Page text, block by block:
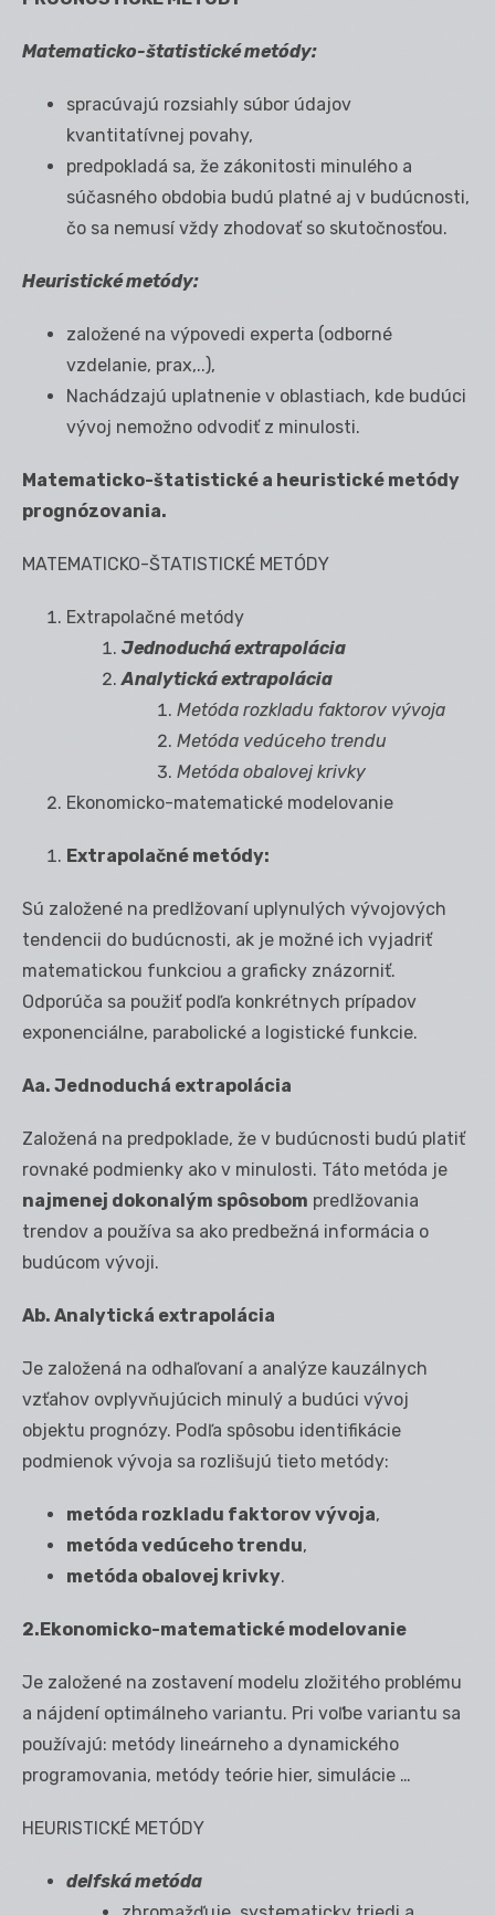
Matematicko-štatistické metódy:
spracúvajú rozsiahly súbor údajov
kvantitatívnej povahy,
predpokladá sa, že zákonitosti minulého a
súčasného obdobia budú platné aj v budúcnosti,
čo sa nemusí vždy zhodovať so skutočnosťou.
Heuristické metódy:
založené na výpovedi experta (odborné
vzdelanie, prax,..),
Nachádzajú uplatnenie v oblastiach, kde budúci
vývoj nemožno odvodiť z minulosti.
Matematicko-štatistické a heuristické metódy
prognózovania.
MATEMATICKO-ŠTATISTICKÉ METÓDY
Extrapolačné metódy
Jednoduchá extrapolácia
Analytická extrapolácia
Metóda rozkladu faktorov vývoja
Metóda vedúceho trendu
Metóda obalovej krivky
Ekonomicko-matematické modelovanie
Extrapolačné metódy:
Sú založené na predlžovaní uplynulých vývojových
tendencii do budúcnosti, ak je možné ich vyjadriť
matematickou funkciou a graficky znázorniť.
Odporúča sa použiť podľa konkrétnych prípadov
exponenciálne, parabolické a logistické funkcie.
Aa. Jednoduchá extrapolácia
Založená na predpoklade, že v budúcnosti budú platiť
rovnaké podmienky ako v minulosti. Táto metóda je
najmenej dokonalým spôsobom predlžovania
trendov a používa sa ako predbežná informácia o
budúcom vývoji.
Ab. Analytická extrapolácia
Je založená na odhaľovaní a analýze kauzálnych
vzťahov ovplyvňujúcich minulý a budúci vývoj
objektu prognózy. Podľa spôsobu identifikácie
podmienok vývoja sa rozlišujú tieto metódy:
metóda rozkladu faktorov vývoja,
metóda vedúceho trendu,
metóda obalovej krivky.
2.Ekonomicko-matematické modelovanie
Je založené na zostavení modelu zložitého problému
a nájdení optimálneho variantu. Pri voľbe variantu sa
používajú: metódy lineárneho a dynamického
programovania, metódy teórie hier, simulácie …
HEURISTICKÉ METÓDY
delfská metóda